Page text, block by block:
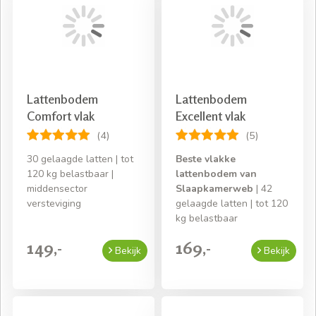
Lattenbodem
Comfort vlak
(4)
30 gelaagde latten | tot
120 kg belastbaar |
middensector
versteviging
149,- Bekijk
Lattenbodem
Excellent vlak
(5)
Beste vlakke
lattenbodem van
Slaapkamerweb | 42
gelaagde latten | tot 120
kg belastbaar
169,- Bekijk